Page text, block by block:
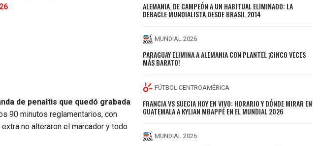
de penaltis que quedó grabada
90 minutos reglamentarios, con
no alteraron el marcador y todo
ALEMANIA, DE CAMPEÓN A UN HABITUAL ELIMINADO: LA
DEBACLE MUNDIALISTA DESDE BRASIL 2014
MUNDIAL 2026
PARAGUAY ELIMINA A ALEMANIA CON PLANTEL ¡CINCO VECES
MÁS BARATO!
FÚTBOL CENTROAMÉRICA
FRANCIA VS SUECIA HOY EN VIVO: HORARIO Y DÓNDE MIRAR EN
GUATEMALA A KYLIAN MBAPPÉ EN EL MUNDIAL 2026
MUNDIAL 2026